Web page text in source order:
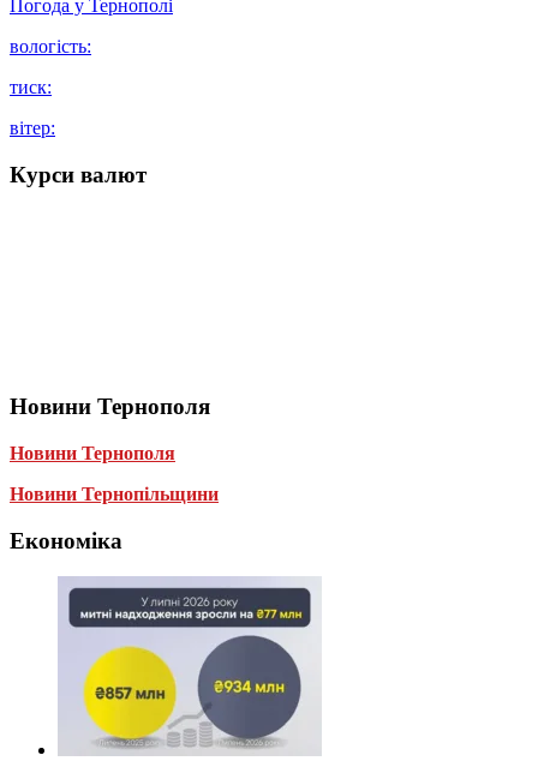
Погода у Тернополі
вологість:
тиск:
вітер:
Курси валют
Новини Тернополя
Новини Тернополя
Новини Тернопільщини
Економіка